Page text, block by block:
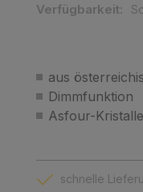
aus
Dimmfunktion
Asfour-Kristalle
Verfügbarkeit:
schnelle